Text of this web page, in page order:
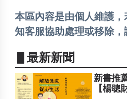
本區內容是由個人維護
知客服協助處理或移除，
▋最新新聞
新書推
【楊聰